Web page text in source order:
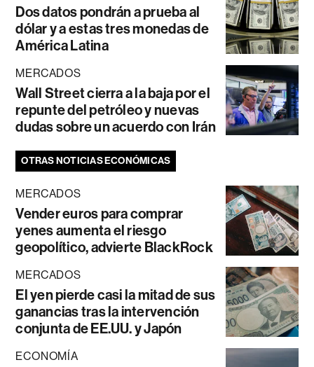
Dos datos pondrán a prueba al
dólar y a estas tres monedas de
América Latina
MERCADOS
Wall Street cierra a la baja por el
repunte del petróleo y nuevas
dudas sobre un acuerdo con Irán
OTRAS NOTICIAS ECONÓMICAS
MERCADOS
Vender euros para comprar
yenes aumenta el riesgo
geopolítico, advierte BlackRock
MERCADOS
El yen pierde casi la mitad de sus
ganancias tras la intervención
conjunta de EE.UU. y Japón
ECONOMÍA